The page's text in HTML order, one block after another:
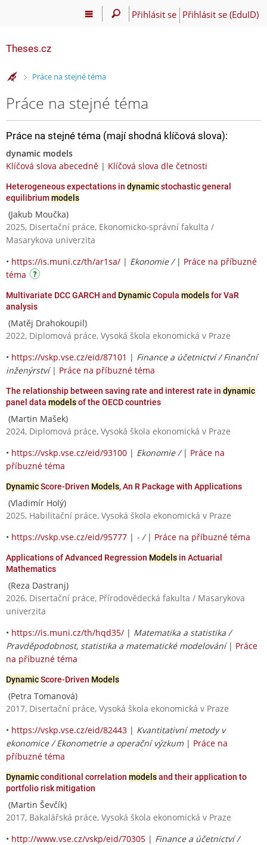
Přihlásit se Přihlásit se (EduID)
Theses.cz
>Práce na stejné téma
Práce na stejné téma
Práce na stejné téma (mají shodná klíčová slova):
dynamic models
Klíčová slova abecedně | Klíčová slova dle četnosti
Heterogeneous expectations in dynamicstochastic general
equilibriummodels
(Jakub Moučka)
2025, Disertační práce, Ekonomicko-správní fakulta /
Masarykova univerzita
• https://is.muni.cz/th/ar1sa/ | Ekonomie / | Práce na příbuzné
téma
Multivariate DCC GARCH and DynamicCopula modelsfor VaR
analysis
(Matěj Drahokoupil)
2022, Diplomová práce, Vysoká škola ekonomická v Praze
• https://vskp.vse.cz/eid/87101 | Finance a účetnictví / Finanční
inženýrství| Práce na příbuzné téma
The relationship between saving rate and interest rate in dynamic
panel data modelsof the OECD countries
(Martin Mašek)
2024, Diplomová práce, Vysoká škola ekonomická v Praze
• https://vskp.vse.cz/eid/93100 | Ekonomie / | Práce na
příbuzné téma
DynamicScore-Driven Models, An R Package with Applications
(Vladimír Holý)
2025, Habilitační práce, Vysoká škola ekonomická v Praze
• https://vskp.vse.cz/eid/95777 | - / | Práce na příbuzné téma
Applications of Advanced Regression Models in Actuarial
Mathematics
(Reza Dastranj)
2026, Disertační práce, Přírodovědecká fakulta / Masarykova
univerzita
• https://is.muni.cz/th/hqd35/ | Matematika a statistika /
Pravděpodobnost, statistika a matematické modelování| Práce
na příbuzné téma
DynamicScore-Driven Models
(Petra Tomanová)
2017, Disertační práce, Vysoká škola ekonomická v Praze
• https://vskp.vse.cz/eid/82443 | Kvantitativní metody v
ekonomice / Ekonometrie a operační výzkum| Práce na
příbuzné téma
Dynamicconditional correlation modelsand their application to
portfolio risk mitigation
(Martin Ševčík)
2017, Bakalářská práce, Vysoká škola ekonomická v Praze
• http://www.vse.cz/vskp/eid/70305 | Finance a účetnictví /